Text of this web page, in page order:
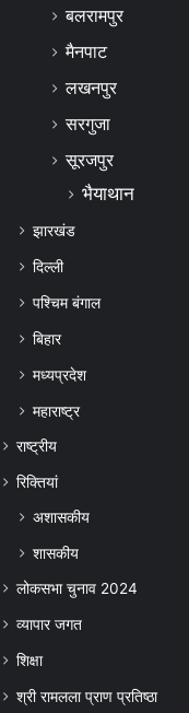
बलरामपुर
मैनपाट
लखनपुर
सरगुजा
सूरजपुर
भैयाथान
झारखंड
दिल्ली
पश्चिम बंगाल
बिहार
मध्यप्रदेश
महाराष्ट्र
राष्ट्रीय
रिक्तियां
अशासकीय
शासकीय
लोकसभा चुनाव 2024
व्यापार जगत
शिक्षा
श्री रामलला प्राण प्रतिष्ठा